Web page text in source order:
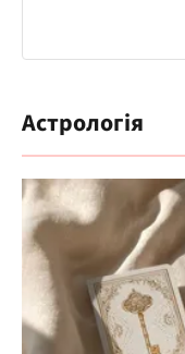
Астрологія